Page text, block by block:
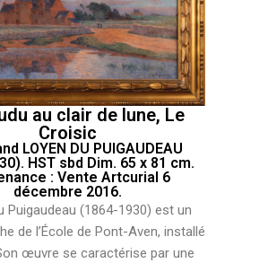
au clair de lune, Le
Croisic
LOYEN DU PUIGAUDEAU
HST sbd Dim. 65 x 81 cm.
: Vente Artcurial 6
décembre 2016.
Puigaudeau (1864-1930) est un
de l’École de Pont-Aven, installé
œuvre se caractérise par une